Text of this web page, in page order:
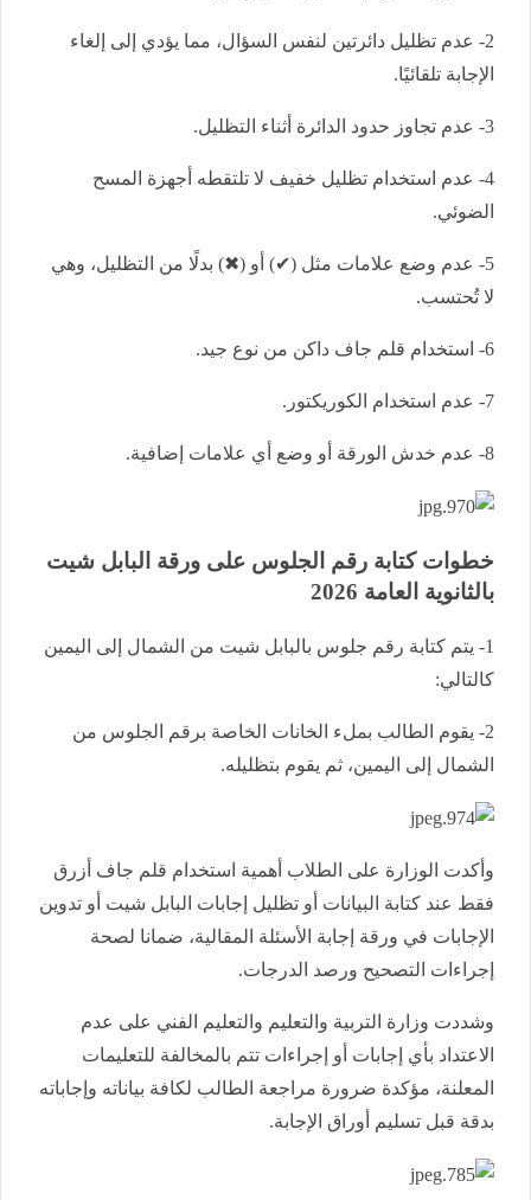
2- عدم تظليل دائرتين لنفس السؤال، مما يؤدي إلى إلغاء
الإجابة تلقائيًا.
3- عدم تجاوز حدود الدائرة أثناء التظليل.
4- عدم استخدام تظليل خفيف لا تلتقطه أجهزة المسح
الضوئي.
5- عدم وضع علامات مثل (✔) أو (✖) بدلًا من التظليل، وهي
لا تُحتسب.
6- استخدام قلم جاف داكن من نوع جيد.
7- عدم استخدام الكوريكتور.
8- عدم خدش الورقة أو وضع أي علامات إضافية.
خطوات كتابة رقم الجلوس على ورقة البابل شيت
بالثانوية العامة 2026
1- يتم كتابة رقم جلوس بالبابل شيت من الشمال إلى اليمين
كالتالي:
2- يقوم الطالب بملء الخانات الخاصة برقم الجلوس من
الشمال إلى اليمين، ثم يقوم بتظليله.
وأكدت الوزارة على الطلاب أهمية استخدام قلم جاف أزرق
فقط عند كتابة البيانات أو تظليل إجابات البابل شيت أو تدوين
الإجابات في ورقة إجابة الأسئلة المقالية، ضمانا لصحة
إجراءات التصحيح ورصد الدرجات.
وشددت وزارة التربية والتعليم والتعليم الفني على عدم
الاعتداد بأي إجابات أو إجراءات تتم بالمخالفة للتعليمات
المعلنة، مؤكدة ضرورة مراجعة الطالب لكافة بياناته وإجاباته
بدقة قبل تسليم أوراق الإجابة.